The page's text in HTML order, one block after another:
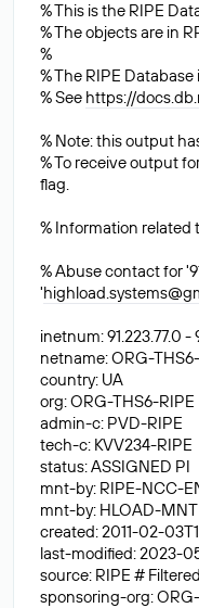
% This is the RIPE
% The objects are in
%
% The RIPE
% See https://
% Note: this output
% To receive output
flag.
% Information related
% Abuse contact for
'
inetnum: 91.223.77.0 -
netname: ORG-
country: UA
org: ORG-THS6-RIPE
admin-c: PVD-RIPE
tech-c: KVV234-RIPE
status: ASSIGNED PI
mnt-by: RIPE-NCC-
mnt-by: HLOAD-MNT
created: 2011-02-
last-modified: 2023-
source: RIPE # Filtered
sponsoring-org: